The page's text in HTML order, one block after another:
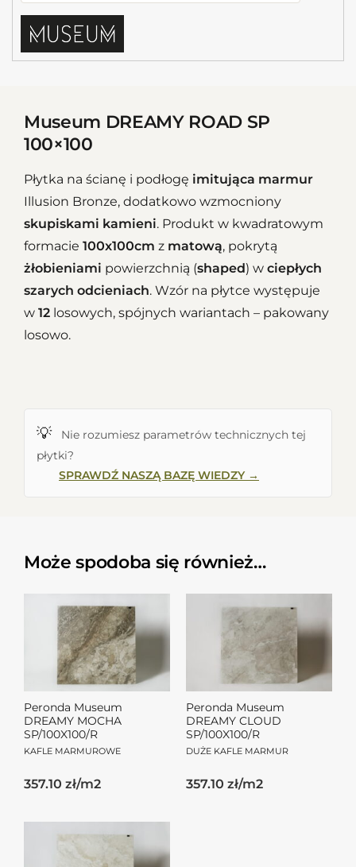
Museum DREAMY ROAD SP
100×100
Płytka na ścianę i podłogę imitująca marmur
Illusion Bronze, dodatkowo wzmocniony
skupiskami kamieni. Produkt w kwadratowym
formacie 100x100cm z matową, pokrytą
żłobieniami powierzchnią (shaped) w ciepłych
szarych odcieniach. Wzór na płytce występuje
w 12 losowych, spójnych wariantach – pakowany
losowo.
💡
Nie rozumiesz parametrów technicznych tej
płytki?
SPRAWDŹ NASZĄ BAZĘ WIEDZY →
Może spodoba się również…
Peronda Museum
DREAMY MOCHA
SP/100X100/R
KAFLE MARMUROWE
357.10 zł/m2
Peronda Museum
DREAMY CLOUD
SP/100X100/R
DUŻE KAFLE MARMUR
357.10 zł/m2